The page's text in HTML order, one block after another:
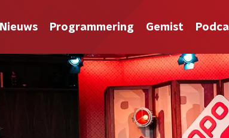
Nieuws Programmering Gemist